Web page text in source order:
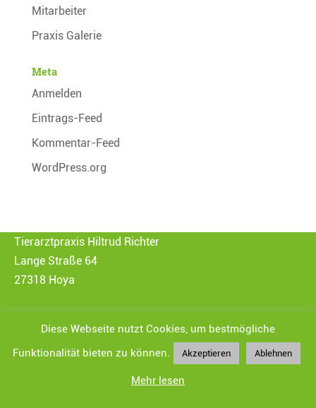
Mitarbeiter
Praxis Galerie
Meta
Anmelden
Eintrags-Feed
Kommentar-Feed
WordPress.org
Tierarztpraxis Hiltrud Richter
Lange Straße 64
27318 Hoya
E-Mail:info@tierarzt-richter.de
Diese Webseite nutzt Cookies, um bestmögliche
Funktionalität bieten zu können.
Akzeptieren Ablehnen
Mehr lesen